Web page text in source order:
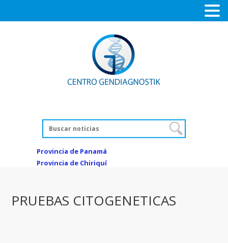
Provincia de Panamá
Provincia de Chiriquí
PRUEBAS CITOGENETICAS